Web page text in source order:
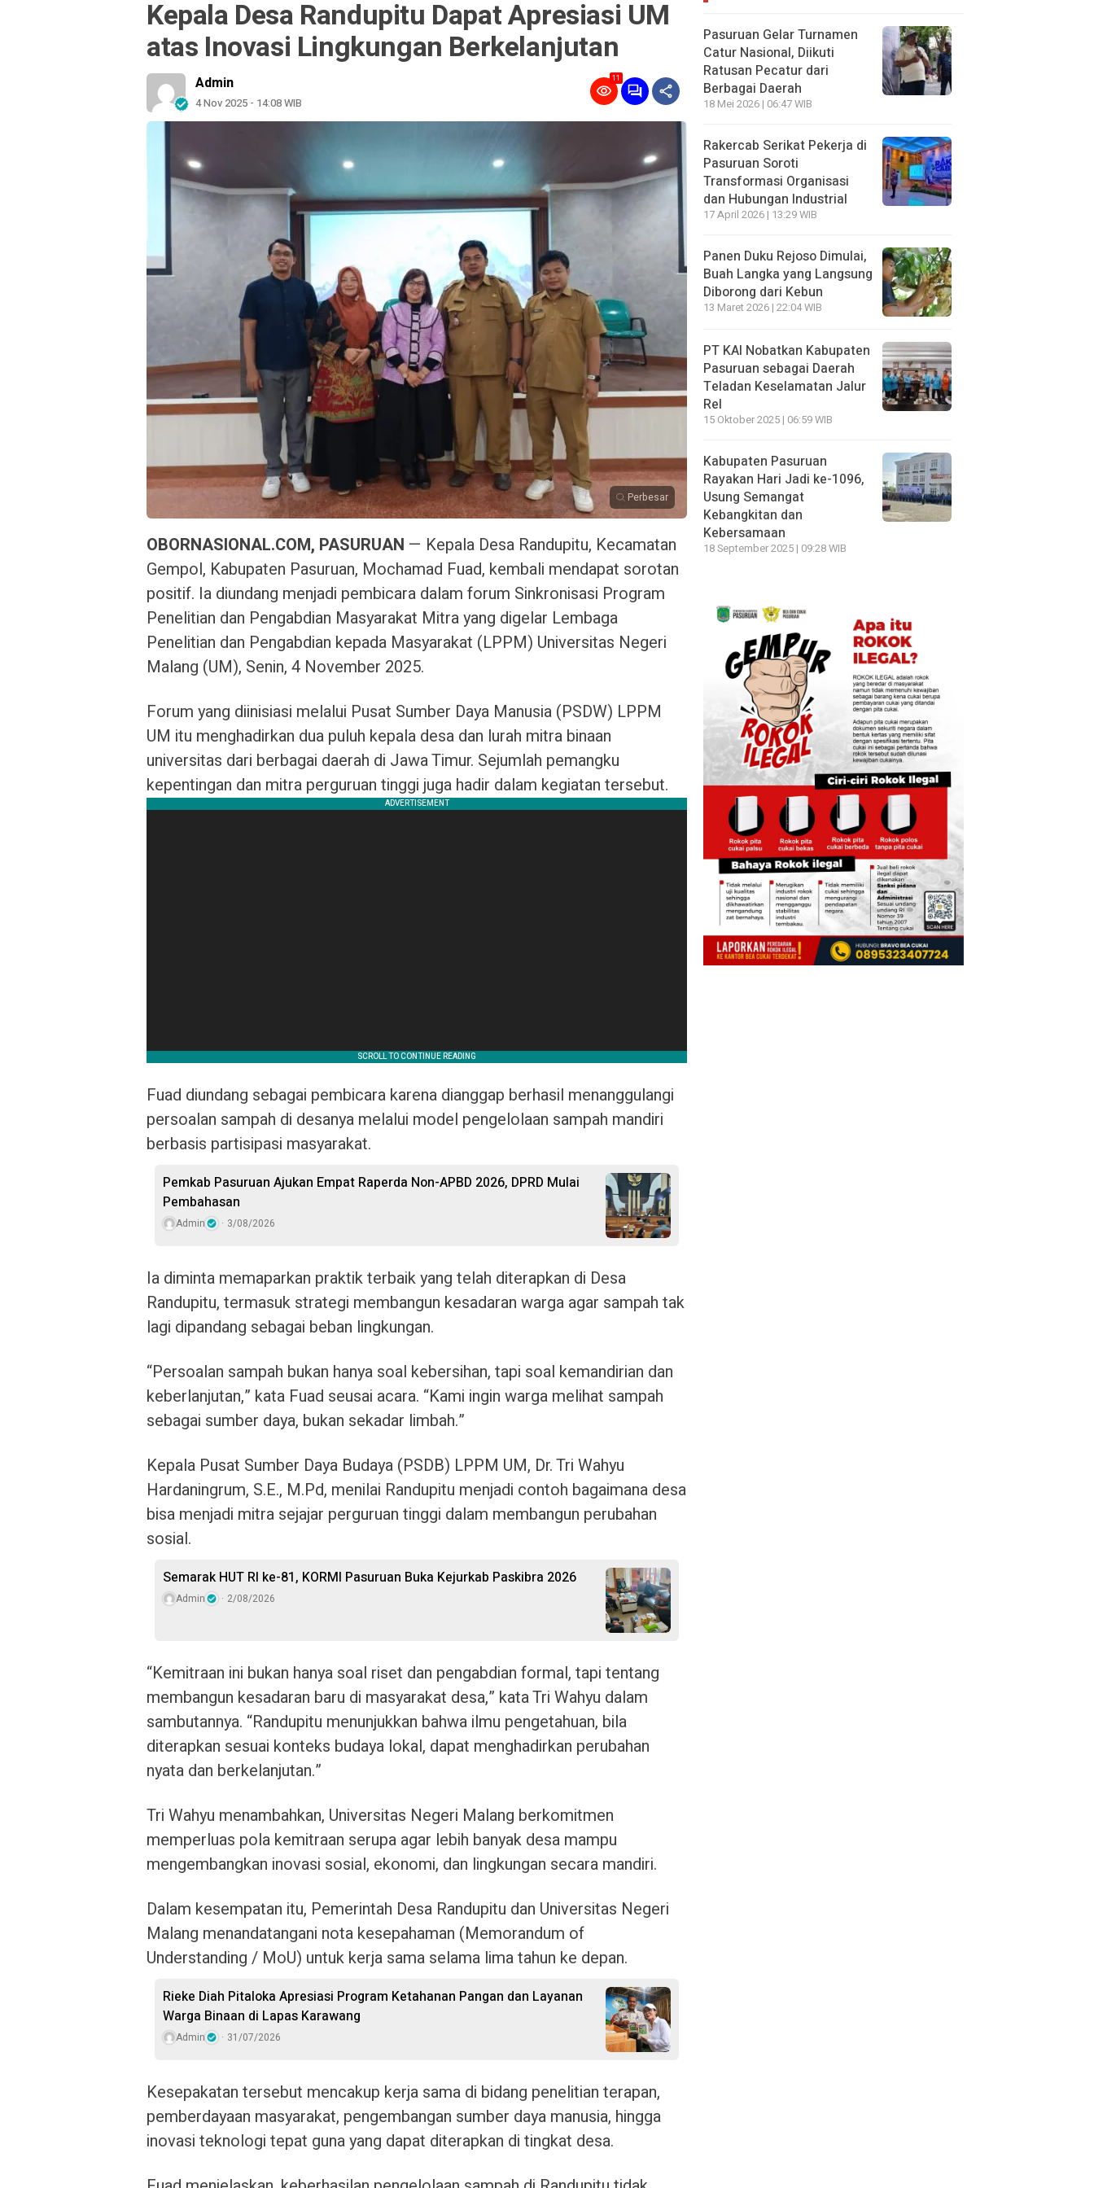
Kepala Desa Randupitu Dapat Apresiasi UM
atas Inovasi Lingkungan Berkelanjutan
Admin
4 Nov 2025 - 14:08 WIB
11
Perbesar
OBORNASIONAL.COM, PASURUAN — Kepala Desa Randupitu, Kecamatan
Gempol, Kabupaten Pasuruan, Mochamad Fuad, kembali mendapat sorotan
positif. Ia diundang menjadi pembicara dalam forum Sinkronisasi Program
Penelitian dan Pengabdian Masyarakat Mitra yang digelar Lembaga
Penelitian dan Pengabdian kepada Masyarakat (LPPM) Universitas Negeri
Malang (UM), Senin, 4 November 2025.
Forum yang diinisiasi melalui Pusat Sumber Daya Manusia (PSDW) LPPM
UM itu menghadirkan dua puluh kepala desa dan lurah mitra binaan
universitas dari berbagai daerah di Jawa Timur. Sejumlah pemangku
kepentingan dan mitra perguruan tinggi juga hadir dalam kegiatan tersebut.
Fuad diundang sebagai pembicara karena dianggap berhasil menanggulangi
persoalan sampah di desanya melalui model pengelolaan sampah mandiri
berbasis partisipasi masyarakat.
Pemkab Pasuruan Ajukan Empat Raperda Non-APBD 2026, DPRD Mulai
Pembahasan
Admin 3/08/2026
Ia diminta memaparkan praktik terbaik yang telah diterapkan di Desa
Randupitu, termasuk strategi membangun kesadaran warga agar sampah tak
lagi dipandang sebagai beban lingkungan.
“Persoalan sampah bukan hanya soal kebersihan, tapi soal kemandirian dan
keberlanjutan,” kata Fuad seusai acara. “Kami ingin warga melihat sampah
sebagai sumber daya, bukan sekadar limbah.”
Kepala Pusat Sumber Daya Budaya (PSDB) LPPM UM, Dr. Tri Wahyu
Hardaningrum, S.E., M.Pd, menilai Randupitu menjadi contoh bagaimana desa
bisa menjadi mitra sejajar perguruan tinggi dalam membangun perubahan
sosial.
Semarak HUT RI ke-81, KORMI Pasuruan Buka Kejurkab Paskibra 2026
Admin 2/08/2026
“Kemitraan ini bukan hanya soal riset dan pengabdian formal, tapi tentang
membangun kesadaran baru di masyarakat desa,” kata Tri Wahyu dalam
sambutannya. “Randupitu menunjukkan bahwa ilmu pengetahuan, bila
diterapkan sesuai konteks budaya lokal, dapat menghadirkan perubahan
nyata dan berkelanjutan.”
Tri Wahyu menambahkan, Universitas Negeri Malang berkomitmen
memperluas pola kemitraan serupa agar lebih banyak desa mampu
mengembangkan inovasi sosial, ekonomi, dan lingkungan secara mandiri.
Dalam kesempatan itu, Pemerintah Desa Randupitu dan Universitas Negeri
Malang menandatangani nota kesepahaman (Memorandum of
Understanding / MoU) untuk kerja sama selama lima tahun ke depan.
Rieke Diah Pitaloka Apresiasi Program Ketahanan Pangan dan Layanan
Warga Binaan di Lapas Karawang
Admin 31/07/2026
Kesepakatan tersebut mencakup kerja sama di bidang penelitian terapan,
pemberdayaan masyarakat, pengembangan sumber daya manusia, hingga
inovasi teknologi tepat guna yang dapat diterapkan di tingkat desa.
Pasuruan Gelar Turnamen
Catur Nasional, Diikuti
Ratusan Pecatur dari
Berbagai Daerah
18 Mei 2026 | 06:47 WIB
Rakercab Serikat Pekerja di
Pasuruan Soroti
Transformasi Organisasi
dan Hubungan Industrial
17 April 2026 | 13:29 WIB
Panen Duku Rejoso Dimulai,
Buah Langka yang Langsung
Diborong dari Kebun
13 Maret 2026 | 22:04 WIB
PT KAI Nobatkan Kabupaten
Pasuruan sebagai Daerah
Teladan Keselamatan Jalur
Rel
15 Oktober 2025 | 06:59 WIB
Kabupaten Pasuruan
Rayakan Hari Jadi ke-1096,
Usung Semangat
Kebangkitan dan
Kebersamaan
18 September 2025 | 09:28 WIB